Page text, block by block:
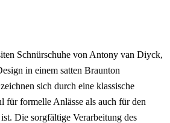
Schnürschuhe von Antony van Diyck,
in einem satten Braunton
sich durch eine klassische
für formelle Anlässe als auch für den
Die sorgfältige Verarbeitung des